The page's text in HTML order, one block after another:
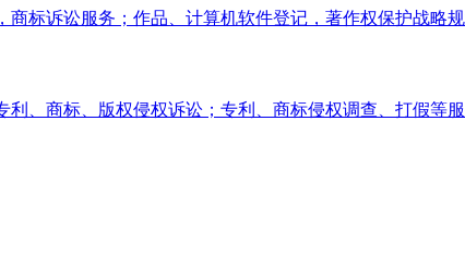
标诉讼服务；作品、计算机软件登记，著作权保护战略规
、商标、版权侵权诉讼；专利、商标侵权调查、打假等服